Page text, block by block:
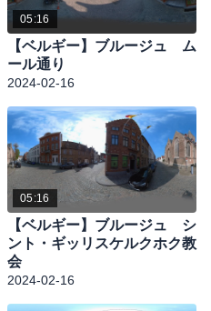
05:16
【ベルギー】ブルージュ ム
ール通り
2024-02-16
05:16
【ベルギー】ブルージュ シ
ント・ギッリスケルクホク教
会
2024-02-16